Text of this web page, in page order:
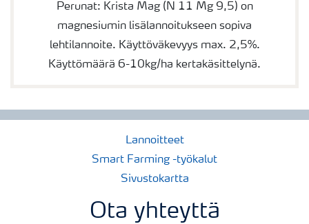
Perunat: Krista Mag (N 11 Mg 9,5) on
magnesiumin lisälannoitukseen sopiva
lehtilannoite. Käyttöväkevyys max. 2,5%.
Käyttömäärä 6-10kg/ha kertakäsittelynä.
Lannoitteet
Smart Farming -työkalut
Sivustokartta
Ota yhteyttä